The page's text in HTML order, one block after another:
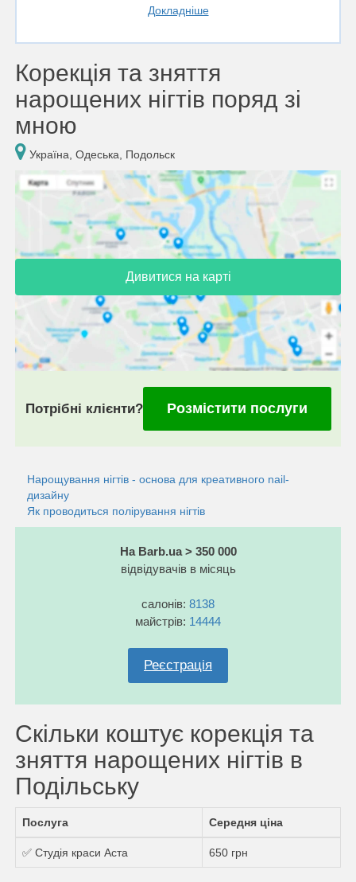
Докладніше
Корекція та зняття
нарощених нігтів поряд зі
мною
Україна, Одеська, Подольск
Дивитися на карті
Потрібні клієнти? Розмістити послуги
Нарощування нігтів - основа для креативного nail-
дизайну
Як проводиться полірування нігтів
На Barb.ua > 350 000
відвідувачів в місяць
салонів: 8138
майстрів: 14444
Реєстрація
Скільки коштує корекція та
зняття нарощених нігтів в
Подільську
Послуга Середня ціна
✅ Студія краси Аста 650 грн